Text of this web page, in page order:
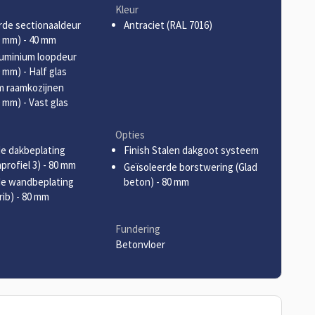
sectionaaldeur
- 40 mm
loopdeur
mm) - Half glas
raamkozijnen
mm) - Vast glas
Kleur
Antraciet (RAL 7016)
dakbeplating
3) - 80 mm
wandbeplating
- 80 mm
Opties
Finish Stalen dakgoot systeem
Geïsoleerde borstwering (Glad
beton) - 80 mm
Fundering
Betonvloer